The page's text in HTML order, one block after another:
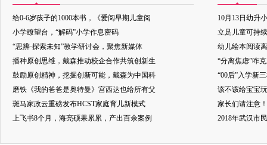
给0-6岁孩子的1000本书，《爱阅早期儿童阅
小学瞭望台，“解码”小学作息密码
“思辨·探索未知”教学研讨会，聚焦新媒体
播种原创思维，戴森推动校企合作共筑创新生
鼓励原创精神，挖掘创新可能，戴森为中国科
磨铁《我的爸爸是奥特曼》宫西达也给所有父
斑马家政云重磅发布HCST家庭育儿新模式
上飞书8个月，海亮硕果累累，产出百余案例
10月13日幼升
立足儿童可持
幼儿绘本阅读
“分离焦虑”咋
“00后”入学新
该不该给宝宝
家长们请注意
2018年武汉市